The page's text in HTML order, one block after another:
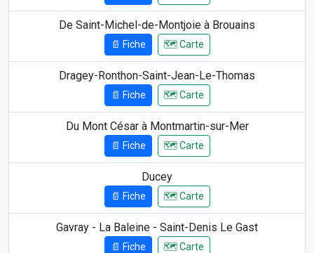
De Saint-Michel-de-Montjoie à Brouains
📄 Fiche 🗺️ Carte
Dragey-Ronthon-Saint-Jean-Le-Thomas
📄 Fiche 🗺️ Carte
Du Mont César à Montmartin-sur-Mer
📄 Fiche 🗺️ Carte
Ducey
📄 Fiche 🗺️ Carte
Gavray - La Baleine - Saint-Denis Le Gast
📄 Fiche 🗺️ Carte